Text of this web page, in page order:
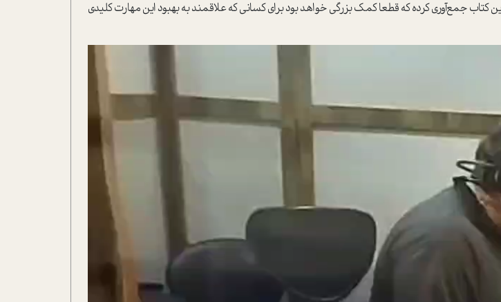
جمع‌آوری کرده‌ که قطعا کمک بزرگی خواهد بود برای کسانی که علاقمند به بهبود این مهارت کلیدی